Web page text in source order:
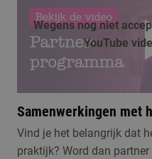
Wegens nog niet
YouTube
Samenwerkingen met
Vind je het belangrijk dat
praktijk? Word dan